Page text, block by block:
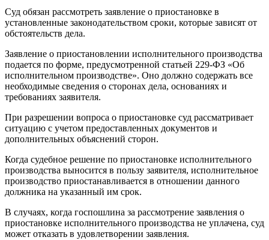
Суд обязан рассмотреть заявление о приостановке в
установленные законодательством сроки, которые зависят от
обстоятельств дела.
Заявление о приостановлении исполнительного производства
подается по форме, предусмотренной статьей 229-ФЗ «Об
исполнительном производстве». Оно должно содержать все
необходимые сведения о сторонах дела, основаниях и
требованиях заявителя.
При разрешении вопроса о приостановке суд рассматривает
ситуацию с учетом предоставленных документов и
дополнительных объяснений сторон.
Когда судебное решение по приостановке исполнительного
производства выносится в пользу заявителя, исполнительное
производство приостанавливается в отношении данного
должника на указанный им срок.
В случаях, когда госпошлина за рассмотрение заявления о
приостановке исполнительного производства не уплачена, суд
может отказать в удовлетворении заявления.